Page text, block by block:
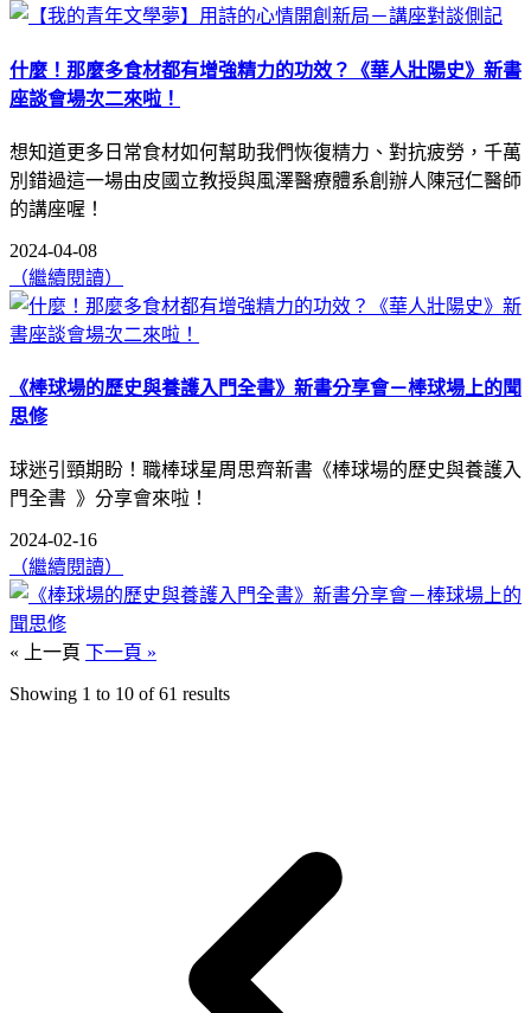
什麼！那麼多食材都有增強精力的功效？《華人壯陽史》新書
座談會場次二來啦！
想知道更多日常食材如何幫助我們恢復精力、對抗疲勞，千萬
別錯過這一場由皮國立教授與風澤醫療體系創辦人陳冠仁醫師
的講座喔！
2024-04-08
（繼續閱讀）
《棒球場的歷史與養護入門全書》新書分享會－棒球場上的聞
思修
球迷引頸期盼！職棒球星周思齊新書《棒球場的歷史與養護入
門全書 》分享會來啦！
2024-02-16
（繼續閱讀）
« 上一頁 下一頁 »
Showing 1 to 10 of61 results